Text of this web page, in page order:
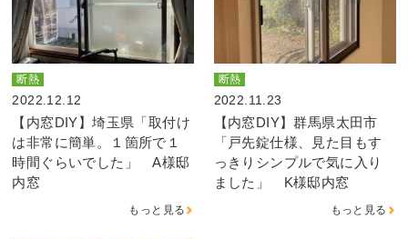
断熱
2022.12.12
【内窓DIY】埼玉県「取付け
は非常に簡単。１箇所で１
時間ぐらいでした」 A様邸
内窓
もっと見る
断熱
2022.11.23
【内窓DIY】群馬県太田市
「戸先錠仕様、見た目もす
っきりシンプルで気に入り
ました」 K様邸内窓
もっと見る